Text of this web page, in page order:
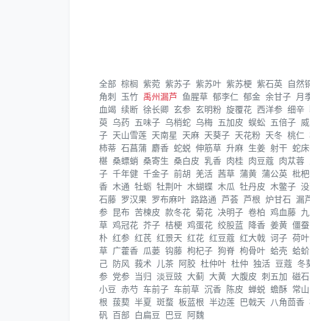
全部 棕榈 紫菀 紫苏子 紫苏叶 紫苏梗 紫石英 自然
角刺 玉竹 禹州漏芦 鱼腥草 郁李仁 郁金 余甘子 月
血竭 续断 徐长卿 玄参 玄明粉 旋覆花 西洋参 细辛
萸 乌药 五味子 乌梢蛇 乌梅 五加皮 蜈蚣 五倍子
子 天山雪莲 天南星 天麻 天葵子 天花粉 天冬 桃仁
柿蒂 石菖蒲 麝香 蛇蜕 伸筋草 升麻 生姜 射干 蛇
椹 桑螵蛸 桑寄生 桑白皮 乳香 肉桂 肉豆蔻 肉苁蓉
子 千年健 千金子 前胡 羌活 茜草 蒲黄 蒲公英 枇
香 木通 牡蛎 牡荆叶 木蝴蝶 木瓜 牡丹皮 木鳖子
石藤 罗汉果 罗布麻叶 路路通 芦荟 芦根 炉甘石 漏
参 昆布 苦楝皮 款冬花 菊花 决明子 卷柏 鸡血藤
草 鸡冠花 芥子 桔梗 鸡蛋花 绞股蓝 降香 姜黄 僵蚕
朴 红参 红芪 红景天 红花 红豆蔻 红大戟 诃子 荷叶
草 广藿香 瓜蒌 钩藤 枸杞子 狗脊 枸骨叶 蛤壳 蛤蚧
己 防风 莪术 儿茶 阿胶 杜仲叶 杜仲 独活 豆蔻 冬
参 党参 当归 淡豆豉 大蓟 大黄 大腹皮 刺五加 磁石
小豆 赤芍 车前子 车前草 沉香 陈皮 蝉蜕 蟾酥 常山
根 菝葜 半夏 斑蝥 板蓝根 半边莲 巴戟天 八角茴香
矾 百部 白扁豆 巴豆 阿魏